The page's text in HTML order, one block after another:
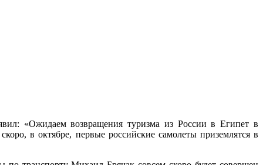
«Ожидаем возвращения туризма из России в Египет в
в октябре, первые российские самолеты приземлятся в